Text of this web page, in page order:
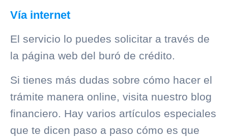
Vía internet
El servicio lo puedes solicitar a través de
la página web del buró de crédito.
Si tienes más dudas sobre cómo hacer el
trámite manera online, visita nuestro blog
financiero. Hay varios artículos especiales
que te dicen paso a paso cómo es que